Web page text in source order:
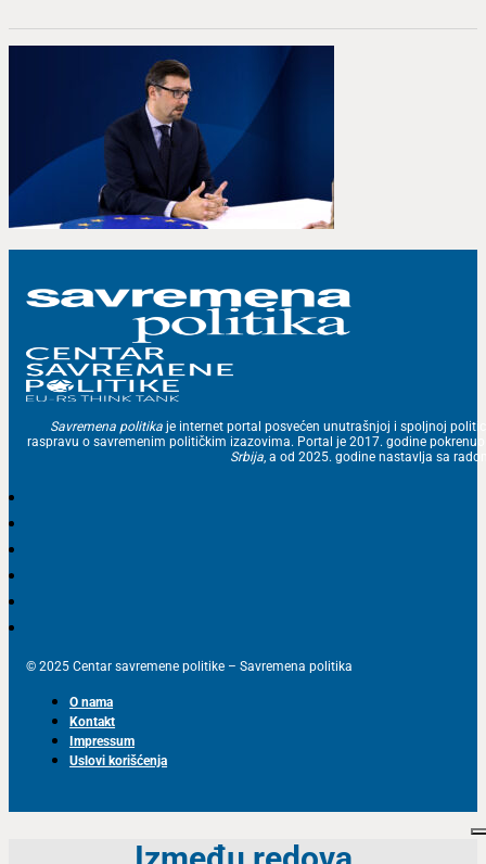
Savremena politika je internet portal posvećen unutrašnjoj i spoljnoj
raspravu o savremenim političkim izazovima. Portal je 2017. godine
Srbija, a od 2025. godine nastavlja sa
© 2025 Centar savremene politike – Savremena politika
O nama
Kontakt
Impressum
Uslovi korišćenja